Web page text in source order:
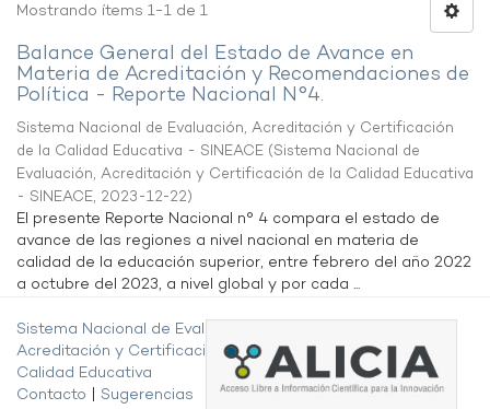
Mostrando ítems 1-1 de 1
Balance General del Estado de Avance en
Materia de Acreditación y Recomendaciones de
Política - Reporte Nacional N°4.
Sistema Nacional de Evaluación, Acreditación y Certificación
de la Calidad Educativa - SINEACE (Sistema Nacional de
Evaluación, Acreditación y Certificación de la Calidad Educativa
- SINEACE, 2023-12-22)
El presente Reporte Nacional n° 4 compara el estado de
avance de las regiones a nivel nacional en materia de
calidad de la educación superior, entre febrero del año 2022
a octubre del 2023, a nivel global y por cada ...
Sistema Nacional de Evaluación,
Acreditación y Certificación de la
Calidad Educativa
Contacto
Sugerencias